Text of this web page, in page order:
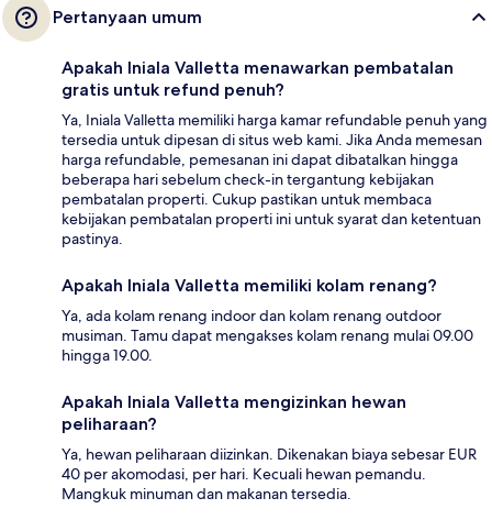
Pertanyaan umum
Apakah Iniala Valletta menawarkan pembatalan
gratis untuk refund penuh?
Ya, Iniala Valletta memiliki harga kamar refundable penuh yang
tersedia untuk dipesan di situs web kami. Jika Anda memesan
harga refundable, pemesanan ini dapat dibatalkan hingga
beberapa hari sebelum check-in tergantung kebijakan
pembatalan properti. Cukup pastikan untuk membaca
kebijakan pembatalan properti ini untuk syarat dan ketentuan
pastinya.
Apakah Iniala Valletta memiliki kolam renang?
Ya, ada kolam renang indoor dan kolam renang outdoor
musiman. Tamu dapat mengakses kolam renang mulai 09.00
hingga 19.00.
Apakah Iniala Valletta mengizinkan hewan
peliharaan?
Ya, hewan peliharaan diizinkan. Dikenakan biaya sebesar EUR
40 per akomodasi, per hari. Kecuali hewan pemandu.
Mangkuk minuman dan makanan tersedia.